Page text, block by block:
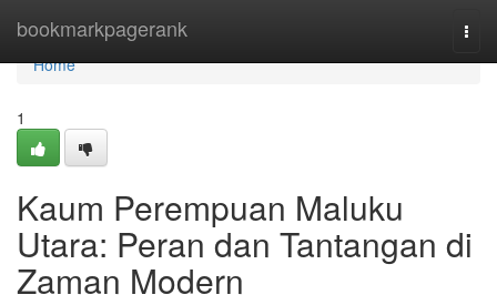
bookmarkpagerank
Home
Home
1
Kaum Perempuan Maluku
Utara: Peran dan Tantangan di
Zaman Modern